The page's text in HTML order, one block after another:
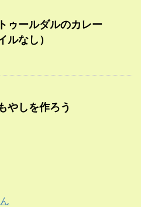
ゥールダルのカレー
ルなし）
やしを作ろう